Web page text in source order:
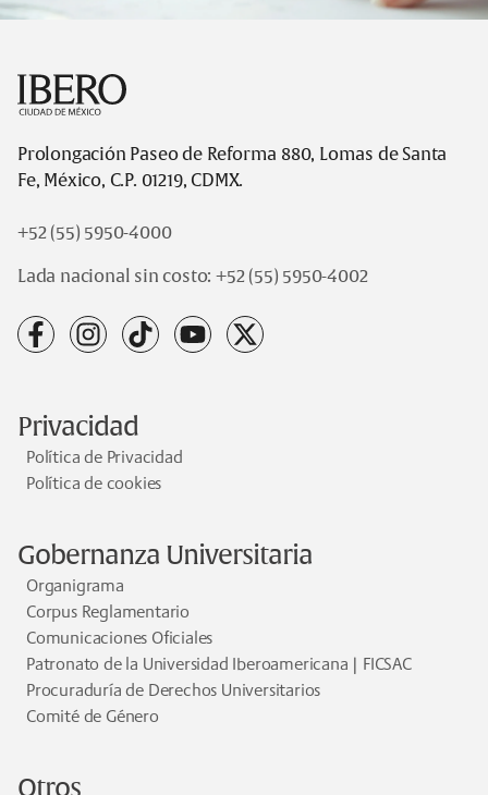
Prolongación Paseo de Reforma 880, Lomas de Santa
Fe, México, C.P. 01219, CDMX.
+52 (55) 5950-4000
Lada nacional sin costo: +52 (55) 5950-4002
facebookinstagram
tiktok youtube
x
Privacidad
Política de Privacidad
Política de cookies
Gobernanza Universitaria
Organigrama
Corpus Reglamentario
Comunicaciones Oficiales
Patronato de la Universidad Iberoamericana | FICSAC
Procuraduría de Derechos Universitarios
Comité de Género
Otros